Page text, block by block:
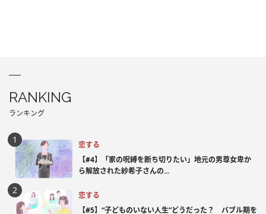
RANKING
ランキング
恋する
【#4】「家の呪縛を断ち切りたい」地元の男尊女卑か
ら解放された紗希子さんの...
恋する
【#5】“子どものいない人生”どうだった？ バブル期を